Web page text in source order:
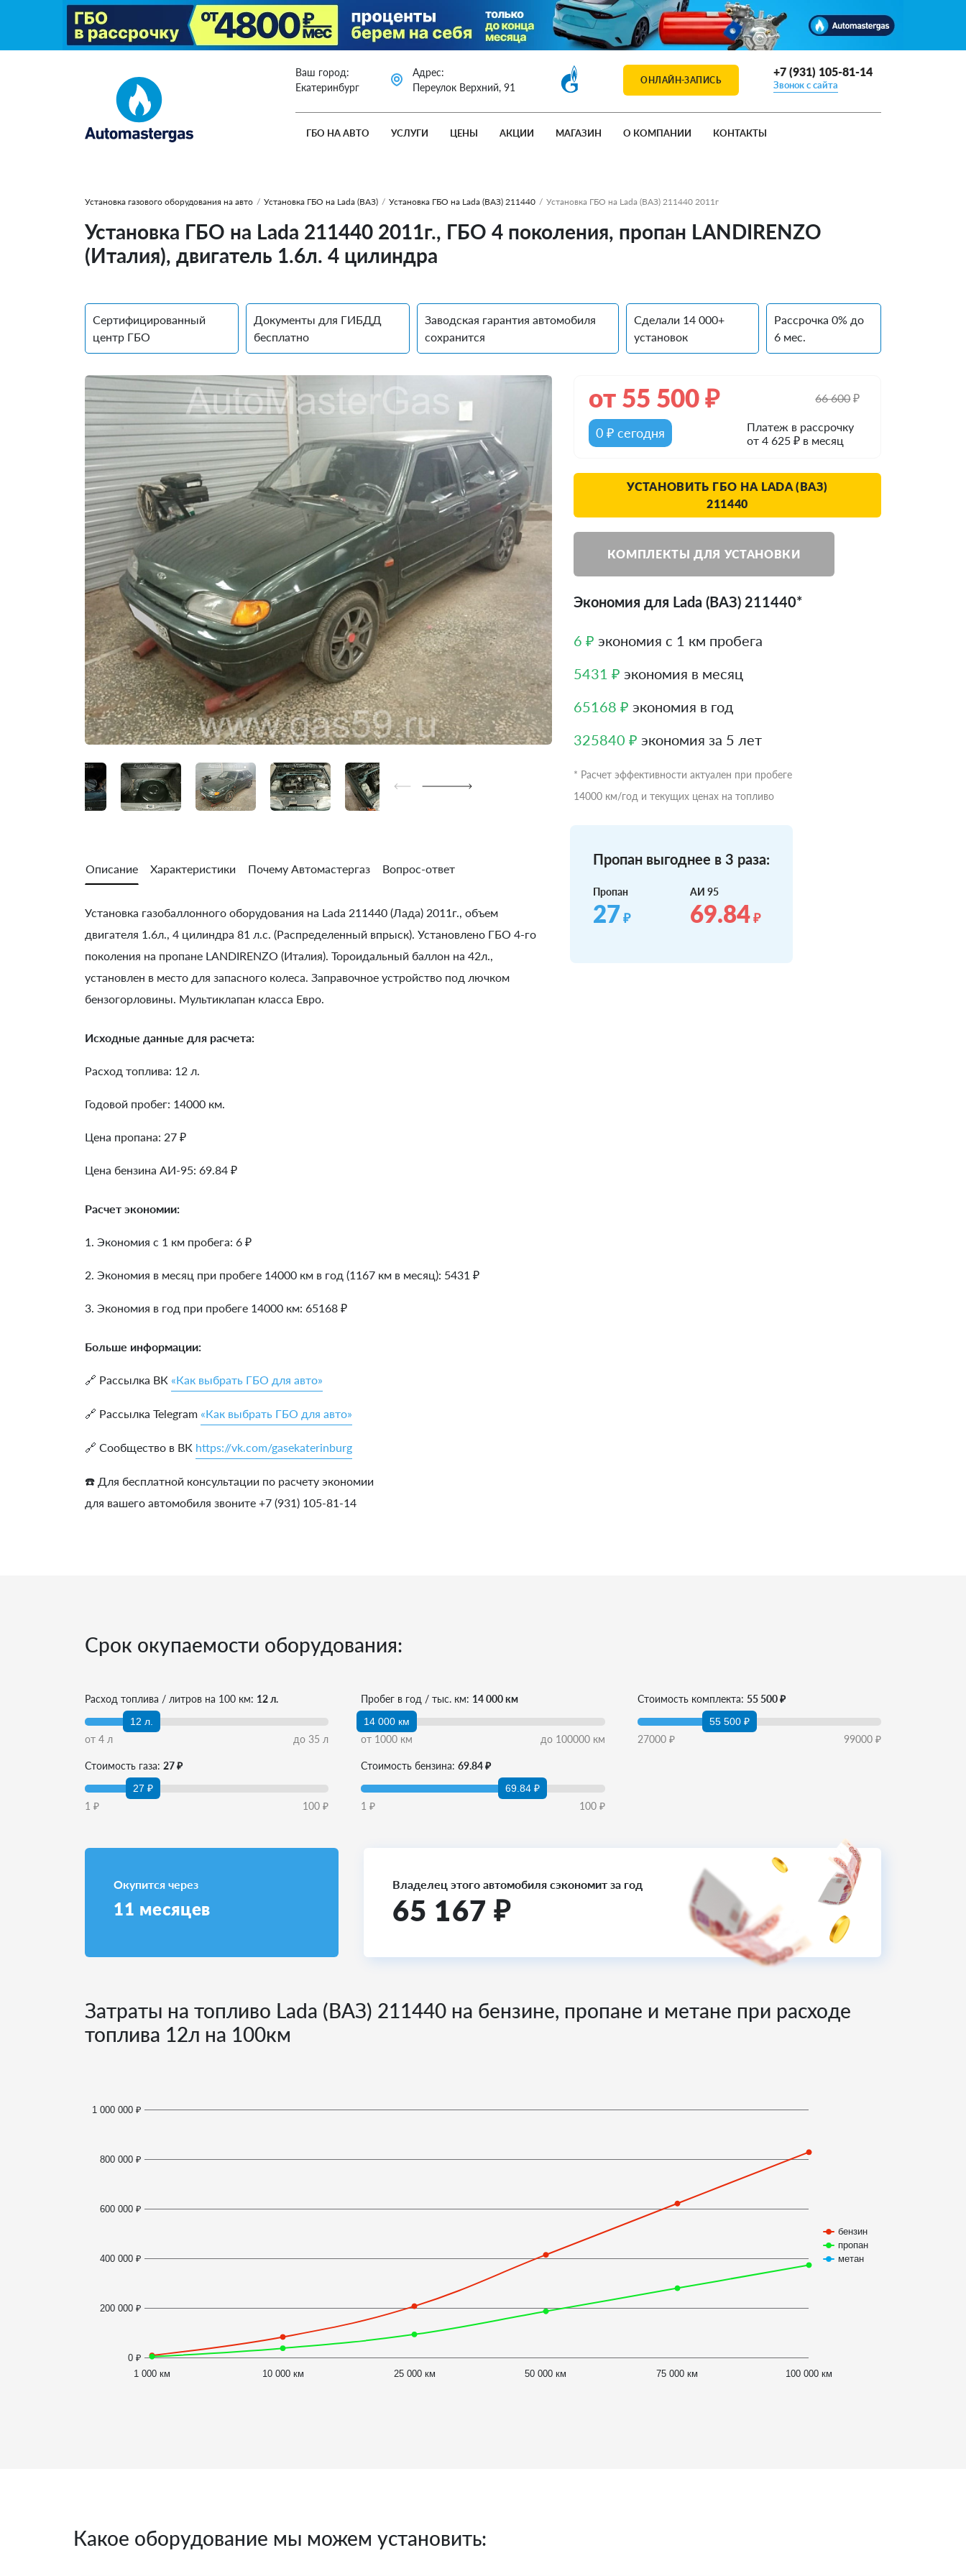
Ваш город:
Екатеринбург
Адрес:
Переулок Верхний, 91
ОНЛАЙН-ЗАПИСЬ
+7 (931) 105-81-14
Звонок с сайта
ГБО НА АВТО УСЛУГИ ЦЕНЫ АКЦИИ МАГАЗИН О КОМПАНИИ КОНТАКТЫ
Установка газового оборудования на авто / Установка ГБО на Lada (ВАЗ) / Установка ГБО на Lada (ВАЗ) 211440 / Установка ГБО на Lada (ВАЗ) 211440 2011г
Установка ГБО на Lada 211440 2011г., ГБО 4 поколения, пропан LANDIRENZO
(Италия), двигатель 1.6л. 4 цилиндра
Сертифицированный
центр ГБО
Документы для ГИБДД
бесплатно
Заводская гарантия автомобиля
сохранится
Сделали 14 000+
установок
Рассрочка 0% до
6 мес.
от 55 500₽ 66 600₽
0 ₽ сегодня
Платеж в рассрочку
от 4 625 ₽ в месяц
УСТАНОВИТЬ ГБО НА LADA (ВАЗ)
211440
КОМПЛЕКТЫ ДЛЯ УСТАНОВКИ
Экономия для Lada (ВАЗ) 211440*
6 ₽ экономия с 1 км пробега
5431 ₽ экономия в месяц
65168 ₽ экономия в год
325840 ₽ экономия за 5 лет
* Расчет эффективности актуален при пробеге
14000 км/год и текущих ценах на топливо
Описание Характеристики Почему Автомастергаз Вопрос-ответ
Установка газобаллонного оборудования на Lada 211440 (Лада) 2011г., объем
двигателя 1.6л., 4 цилиндра 81 л.с. (Распределенный впрыск). Установлено ГБО 4-го
поколения на пропане LANDIRENZO (Италия). Тороидальный баллон на 42л.,
установлен в место для запасного колеса. Заправочное устройство под лючком
бензогорловины. Мультиклапан класса Евро.
Исходные данные для расчета:
Расход топлива: 12 л.
Годовой пробег: 14000 км.
Цена пропана: 27 ₽
Цена бензина АИ-95: 69.84 ₽
Расчет экономии:
1. Экономия с 1 км пробега: 6 ₽
2. Экономия в месяц при пробеге 14000 км в год (1167 км в месяц): 5431 ₽
3. Экономия в год при пробеге 14000 км: 65168 ₽
Больше информации:
🔗 Рассылка ВК «Как выбрать ГБО для авто»
🔗 Рассылка Telegram «Как выбрать ГБО для авто»
🔗 Сообщество в ВК https://vk.com/gasekaterinburg
☎️ Для бесплатной консультации по расчету экономии
для вашего автомобиля звоните +7 (931) 105-81-14
Пропан выгоднее в 3 раза:
Пропан
27₽
АИ 95
69.84₽
Срок окупаемости оборудования:
Расход топлива / литров на 100 км: 12 л.
12 л.
от 4 л до35 л
Пробег в год / тыс. км: 14 000 км
14 000 км
от 1000 км до 100000км
Стоимость комплекта: 55 500 ₽
55 500 ₽
27000₽ 99000₽
Стоимость газа: 27 ₽
27 ₽
1 ₽ 100 ₽
Стоимость бензина:69.84 ₽
69.84 ₽
1 ₽ 100₽
Окупится через
11 месяцев
Владелец этого автомобиля сэкономит за год
65 167 ₽
Затраты на топливо Lada (ВАЗ) 211440 на бензине, пропане и метане при расходе
топлива 12л на 100км
бензин
пропан
метан
1 000 км 10 000 км 25 000 км 50 000 км 75 000 км 100 000 км
0 ₽
200 000 ₽
400 000 ₽
600 000 ₽
800 000 ₽
1 000 000 ₽
Какое оборудование мы можем установить: